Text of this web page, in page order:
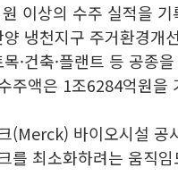
이상의 수주 실적을
냉천지구 주거환경개
·건축·플랜트 등 공종
주액은 1조6284억원을
(Merck) 바이오시설 공
를 최소화하려는 움직